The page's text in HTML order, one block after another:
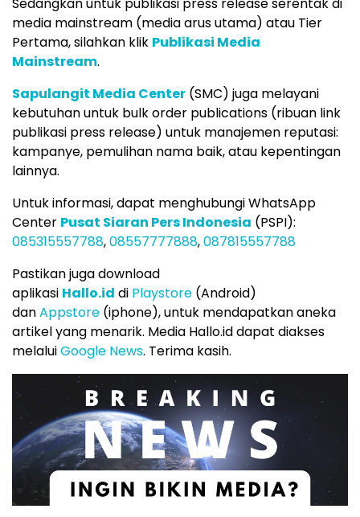
Sedangkan untuk publikasi press release serentak di
media mainstream (media arus utama) atau Tier
Pertama, silahkan klik Publikasi Media
Mainstream.
Sapulangit Media Center (SMC) juga melayani
kebutuhan untuk bulk order publications (ribuan link
publikasi press release) untuk manajemen reputasi:
kampanye, pemulihan nama baik, atau kepentingan
lainnya.
Untuk informasi, dapat menghubungi WhatsApp
Center Pusat Siaran Pers Indonesia (PSPI):
085315557788,08557777888,087815557788
Pastikan juga download
aplikasi Hallo.id di Playstore (Android)
danAppstore (iphone), untuk mendapatkan aneka
artikel yang menarik. Media Hallo.id dapat diakses
melaluiGoogle News. Terima kasih.